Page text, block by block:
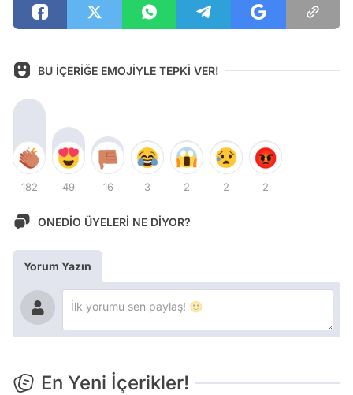
BU İÇERİĞE EMOJİYLE TEPKİ VER!
182 49 16 3 2 2 2
ONEDİO ÜYELERİ NE DİYOR?
Yorum Yazın
En Yeni İçerikler!